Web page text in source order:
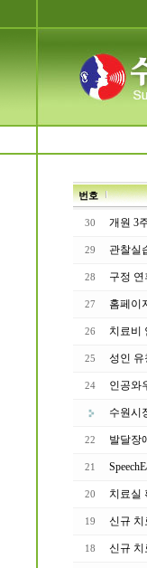
번호
30 개원 3
29 관찰실
28 구정 연
27 홈페이
26 치료비
25 성인 유
24 인공와
수원시
22 발달장
21
20 치료실
19 신규 치
18 신규 치